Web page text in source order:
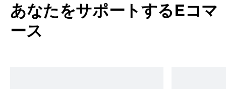
あなたをサポートするEコマ
ース